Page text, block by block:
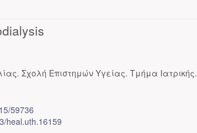
Σχολή Επιστημών Υγείας. Τμήμα Ιατρικής.
59736
heal.uth.16159